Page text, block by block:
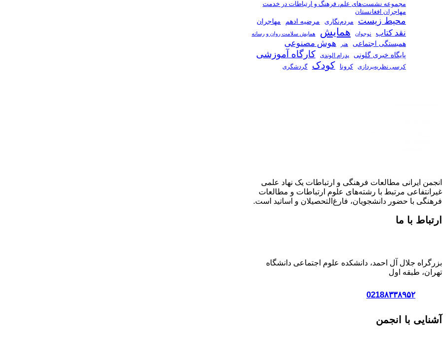
مجموعه نشست‌های علم، فرهنگ و ارتباطات در خدمت
مهاجران افغانستان
محیط زیست مردم‌نگاری مرضیه ادهم مهاجران
نقد کتاب نوجوان همایش همایش سلامت روان و رسانه
همبستگی اجتماعی هنر هوش مصنوعی
پایگاه خبری گلونی پدرام الوندی کارگاه آموزشی
کرسی نظریه‌پردازی کرونا کودک گردشگری
انجمن ایرانی مطالعات فرهنگی و ارتباطات یک نهاد علمی
غیرانتفاعی مرتبط با رشته‌های علوم ارتباطات و مطالعات
فرهنگی با حضور دانشجویان، فارغ‌التحصیلان و اساتید است.
ارتباط با ما
بزرگراه جلال آل احمد، دانشکده علوم اجتماعی دانشگاه
تهران، طبقه اول
0218۸۳۳۸۹۵۲
آشنایی با انجمن